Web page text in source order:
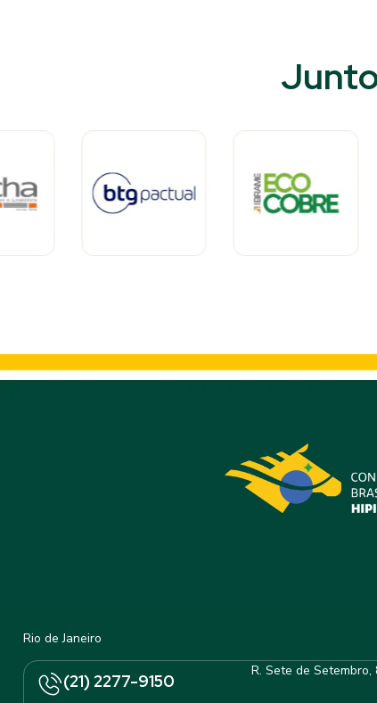
Rio de Janeiro
(21) 2277-9150
R. Sete de Setembro,